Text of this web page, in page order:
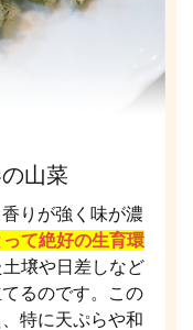
山菜
りが強く味が濃
て絶好の生育環
壌や日差しなど
るのです。この
特に天ぷらや和